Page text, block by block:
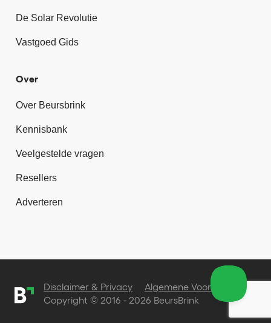
De Solar Revolutie
Vastgoed Gids
Over
Over Beursbrink
Kennisbank
Veelgestelde vragen
Resellers
Adverteren
Copyright © 2016 - 2026 BeursBrink
Disclaimer & Privacy Algemene Voorwaarden